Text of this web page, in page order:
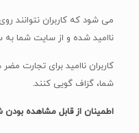
می شود که کاربران نتوانند
ناامید شده و از سایت شما
کاربران ناامید برای تجارت
شما، گزاف گویی کنند.
اطمینان از قابل مشاهده